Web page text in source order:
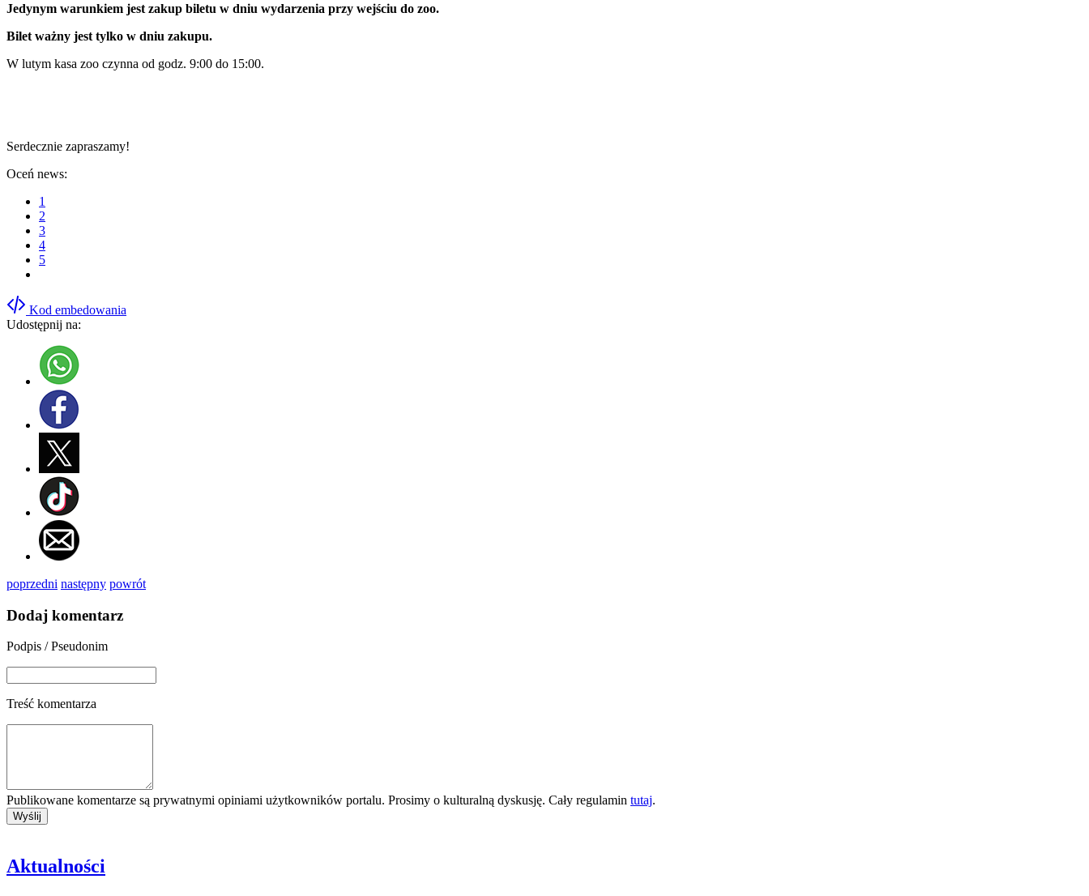
Jedynym warunkiem jest zakup biletu w dniu wydarzenia przy wejściu do zoo.
Bilet ważny jest tylko w dniu zakupu.
W lutym kasa zoo czynna od godz. 9:00 do 15:00.
Serdecznie zapraszamy!
Oceń news:
1
2
3
4
5
Kod embedowania
Udostępnij na:
poprzedni następny powrót
Dodaj komentarz
Podpis / Pseudonim
Treść komentarza
Publikowane komentarze są prywatnymi opiniami użytkowników portalu. Prosimy o kulturalną dyskusję. Cały regulamin tutaj.
Aktualności